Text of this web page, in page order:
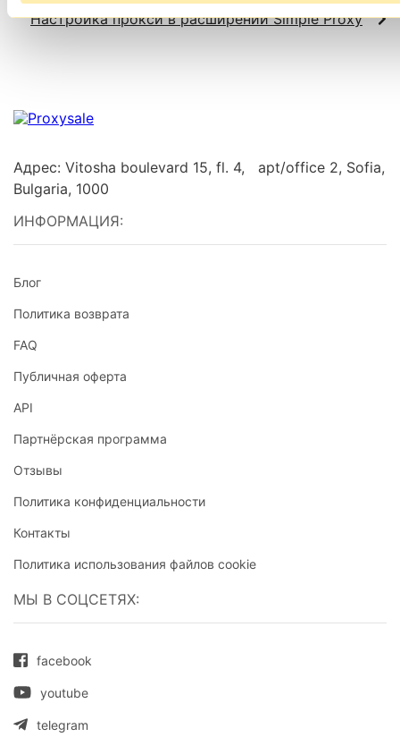
Настройка прокси в расширении Simple Proxy
Адрес: Vitosha boulevard 15, fl. 4, apt/office 2, Sofia,
Bulgaria, 1000
ИНФОРМАЦИЯ:
Блог
Политика возврата
FAQ
Публичная оферта
API
Партнёрская программа
Отзывы
Политика конфиденциальности
Контакты
Политика использования файлов cookie
МЫ В СОЦСЕТЯХ:
facebook
youtube
telegram